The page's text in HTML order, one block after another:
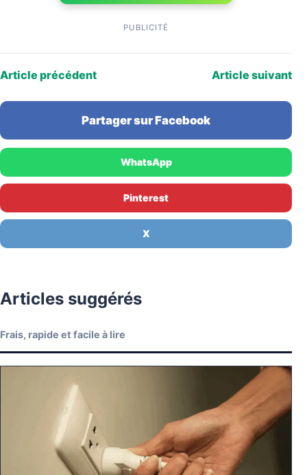
PUBLICITÉ
Article précédent Article suivant
Partager sur Facebook
WhatsApp
Pinterest
X
Articles suggérés
Frais, rapide et facile à lire